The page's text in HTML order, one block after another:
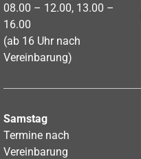
08.00 – 12.00, 13.00 –
16.00
(ab 16 Uhr nach
Vereinbarung)
Samstag
Termine nach
Vereinbarung